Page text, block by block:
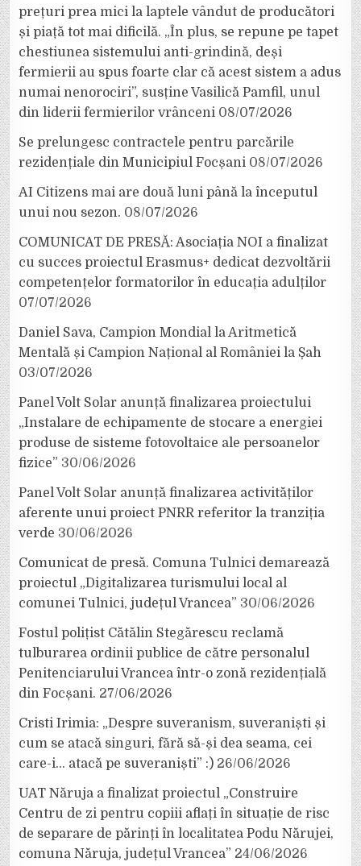
prețuri prea mici la laptele vândut de producători
și piață tot mai dificilă. „În plus, se repune pe tapet
chestiunea sistemului anti-grindină, deși
fermierii au spus foarte clar că acest sistem a adus
numai nenorociri”, susține Vasilică Pamfil, unul
din liderii fermierilor vrânceni 08/07/2026
Se prelungesc contractele pentru parcările
rezidențiale din Municipiul Focșani 08/07/2026
AI Citizens mai are două luni până la începutul
unui nou sezon. 08/07/2026
COMUNICAT DE PRESĂ: Asociația NOI a finalizat
cu succes proiectul Erasmus+ dedicat dezvoltării
competențelor formatorilor în educația adulților
07/07/2026
Daniel Sava, Campion Mondial la Aritmetică
Mentală și Campion Național al României la Șah
03/07/2026
Panel Volt Solar anunță finalizarea proiectului
„Instalare de echipamente de stocare a energiei
produse de sisteme fotovoltaice ale persoanelor
fizice” 30/06/2026
Panel Volt Solar anunță finalizarea activităților
aferente unui proiect PNRR referitor la tranziția
verde 30/06/2026
Comunicat de presă. Comuna Tulnici demarează
proiectul „Digitalizarea turismului local al
comunei Tulnici, județul Vrancea” 30/06/2026
Fostul polițist Cătălin Stegărescu reclamă
tulburarea ordinii publice de către personalul
Penitenciarului Vrancea într-o zonă rezidențială
din Focșani. 27/06/2026
Cristi Irimia: „Despre suveranism, suveraniști și
cum se atacă singuri, fără să-și dea seama, cei
care-i… atacă pe suveraniști” :) 26/06/2026
UAT Năruja a finalizat proiectul „Construire
Centru de zi pentru copiii aflați în situație de risc
de separare de părinți în localitatea Podu Nărujei,
comuna Năruja, județul Vrancea” 24/06/2026